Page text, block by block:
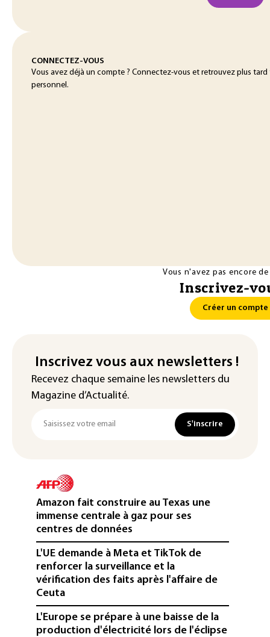
CONNECTEZ-VOUS
Vous avez déjà un compte ? Connectez-vous et retrouvez plus
personnel.
Vous n'avez pas encore
Inscrivez-
Créer un compte
Inscrivez vous aux newsletters !
Recevez chaque semaine les newsletters du
Magazine d’Actualité.
S'inscrire
Amazon fait construire au Texas une
immense centrale à gaz pour ses
centres de données
L'UE demande à Meta et TikTok de
renforcer la surveillance et la
vérification des faits après l'affaire de
Ceuta
L'Europe se prépare à une baisse de la
production d'électricité lors de l'éclipse